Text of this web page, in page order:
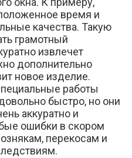
время и
качества. Такую
грамотный
извлечет
дополнительно
новое изделие.
работы
быстро, но они
аккуратно и
ошибки в скором
перекосам и